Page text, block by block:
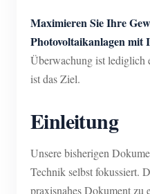
Maximieren Sie Ihre
Photovoltaikanlagen
Überwachung ist lediglich
ist das Ziel.
Einleitung
Unsere bisherigen
Technik selbst fokussiert.
praxisnahes Dokument zu